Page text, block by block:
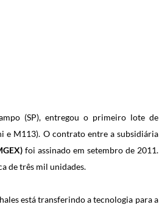
(SP), entregou o primeiro lote de
e M113). O contrato entre a subsidiária
foi assinado em setembro de 2011.
de três mil unidades.
está transferindo a tecnologia para a